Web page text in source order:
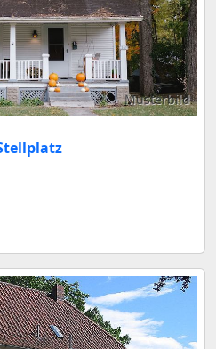
Musterbild